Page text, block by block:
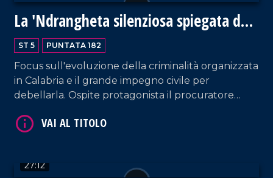
La 'Ndrangheta silenziosa spiegata da
Borrelli
ST 5 PUNTATA 182
Focus sull'evoluzione della criminalità organizzata
in Calabria e il grande impegno civile per
debellarla. Ospite protagonista il procuratore
contornata dai commenti del prof. Costabile.
27:12
VAI AL TITOLO
VAI AL TITOLO